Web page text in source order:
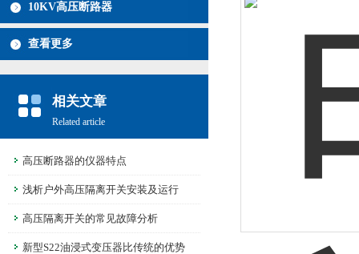
10KV高压断路器
查看更多
相关文章
Related article
高压断路器的仪器特点
浅析户外高压隔离开关安装及运行
高压隔离开关的常见故障分析
新型S22油浸式变压器比传统的优势